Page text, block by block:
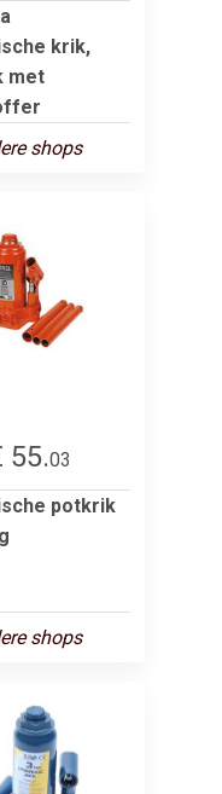
krik,
met
shops
55.03
potkrik
shops